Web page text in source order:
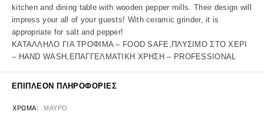
kitchen and dining table with wooden pepper mills. Their design will
impress your all of your guests! With ceramic grinder, it is
appropriate for salt and pepper!
ΚΑΤΑΛΛΗΛΟ ΓΙΑ ΤΡΟΦΙΜΑ – FOOD SAFE,ΠΛΥΣΙΜΟ ΣΤΟ ΧΕΡΙ
– HAND WASH,ΕΠΑΓΓΕΛΜΑΤΙΚΗ ΧΡΗΣΗ – PROFESSIONAL
ΕΠΙΠΛΈΟΝ ΠΛΗΡΟΦΟΡΊΕΣ
ΧΡΏΜΑ ΜΑΥΡΟ